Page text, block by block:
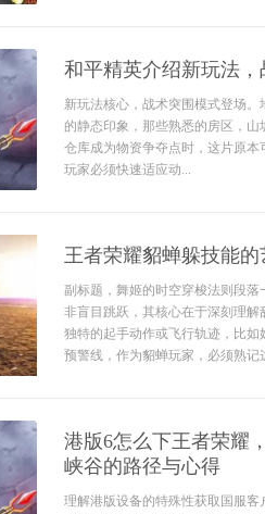
和平精英介绍新玩法
新玩法核心，战术突围模式登场
的静态印象，那些熟悉的房区，
仓库成为物资争夺点时，这片原
玩家必须快速适应动...
王者荣耀貂蝉躲技能
副标题，舞姬的时空穿梭法则段
非盲目跳跃，其核心在于深刻理
独特的起手动作或飞行轨迹，比
预警线，作为貂蝉玩家，必须熟记
港版6怎么下王者荣耀
峡谷的路径与心得
理解港版设备的特殊性获取国服